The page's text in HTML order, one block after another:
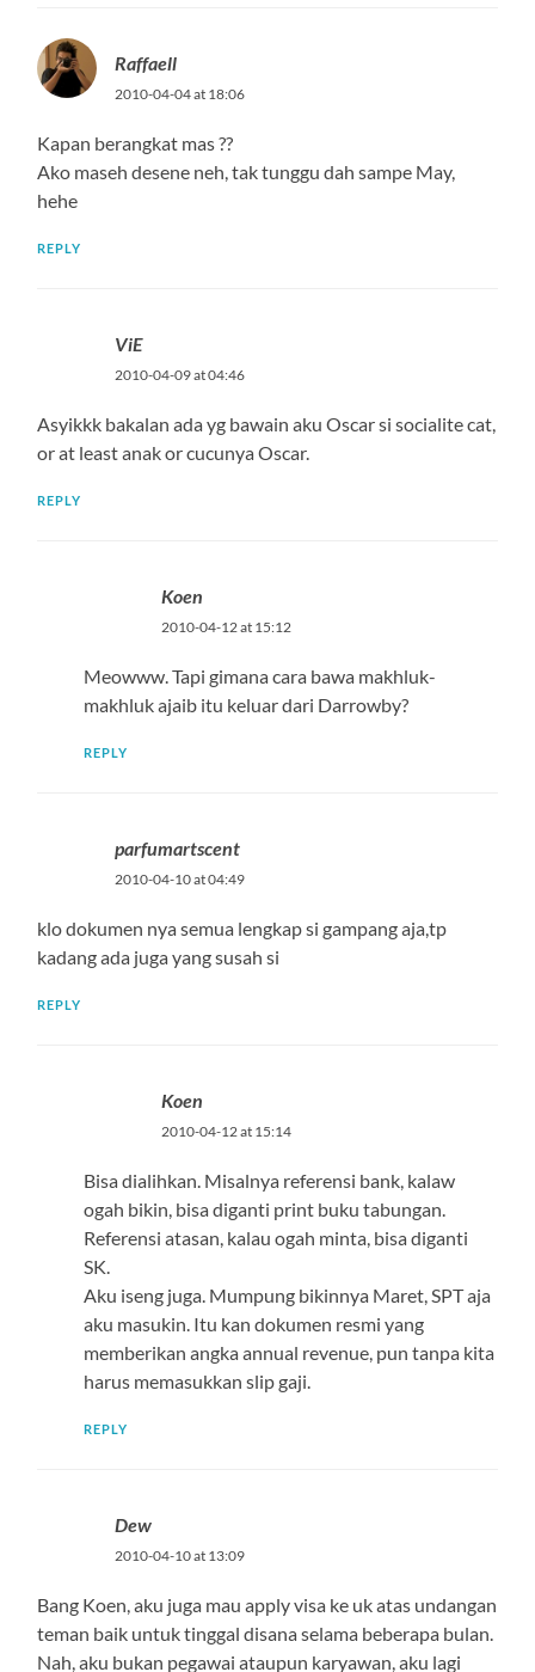
Raffaell
2010-04-04 at 18:06
Kapan berangkat mas ??
Ako maseh desene neh, tak tunggu dah sampe May,
hehe
REPLY
ViE
2010-04-09 at 04:46
Asyikkk bakalan ada yg bawain aku Oscar si socialite cat,
or at least anak or cucunya Oscar.
REPLY
Koen
2010-04-12 at 15:12
Meowww. Tapi gimana cara bawa makhluk-
makhluk ajaib itu keluar dari Darrowby?
REPLY
parfumartscent
2010-04-10 at 04:49
klo dokumen nya semua lengkap si gampang aja,tp
kadang ada juga yang susah si
REPLY
Koen
2010-04-12 at 15:14
Bisa dialihkan. Misalnya referensi bank, kalaw
ogah bikin, bisa diganti print buku tabungan.
Referensi atasan, kalau ogah minta, bisa diganti
SK.
Aku iseng juga. Mumpung bikinnya Maret, SPT aja
aku masukin. Itu kan dokumen resmi yang
memberikan angka annual revenue, pun tanpa kita
harus memasukkan slip gaji.
REPLY
Dew
2010-04-10 at 13:09
Bang Koen, aku juga mau apply visa ke uk atas undangan
teman baik untuk tinggal disana selama beberapa bulan.
Nah, aku bukan pegawai ataupun karyawan, aku lagi